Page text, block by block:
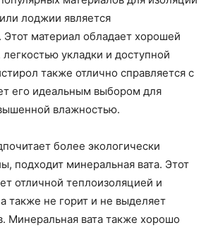
лоджии является
материал обладает хорошей
укладки и доступной
также отлично справляется с
его идеальным выбором для
влажностью.
более экологически
подходит минеральная вата. Этот
отличной теплоизоляцией и
также не горит и не выделяет
Минеральная вата также хорошо